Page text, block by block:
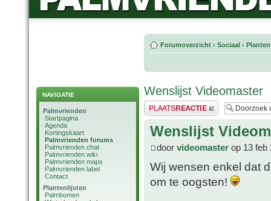
NAVIGATIE
Palmvrienden
Startpagina
Agenda
Kortingskaart
Palmvrienden forums
Palmvrienden chat
Palmvrienden wiki
Palmvrienden maps
Palmvrienden label
Contact
Plantenlijsten
Palmbomen
Forumoverzicht ‹ Sociaal ‹
Wenslijst Videomaster
Plaats een reactie
Wenslijst
door videomaster op 13 feb
Wij wensen enkel dat
om te oogsten!